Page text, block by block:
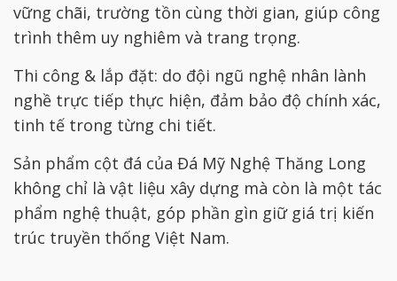
vững chãi, trường tồn cùng thời gian, giúp công
trình thêm uy nghiêm và trang trọng.
Thi công & lắp đặt: do đội ngũ nghệ nhân lành
nghề trực tiếp thực hiện, đảm bảo độ chính xác,
tinh tế trong từng chi tiết.
Sản phẩm cột đá của Đá Mỹ Nghệ Thăng Long
không chỉ là vật liệu xây dựng mà còn là một tác
phẩm nghệ thuật, góp phần gìn giữ giá trị kiến
trúc truyền thống Việt Nam.